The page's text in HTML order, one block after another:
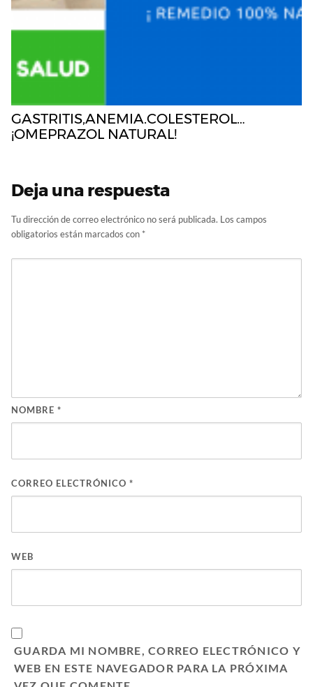
GASTRITIS,ANEMIA.COLESTEROL…
¡OMEPRAZOL NATURAL!
Deja una respuesta
Tu dirección de correo electrónico no será publicada. Los campos
obligatorios están marcados con *
NOMBRE *
CORREO ELECTRÓNICO *
WEB
GUARDA MI NOMBRE, CORREO ELECTRÓNICO Y
WEB EN ESTE NAVEGADOR PARA LA PRÓXIMA